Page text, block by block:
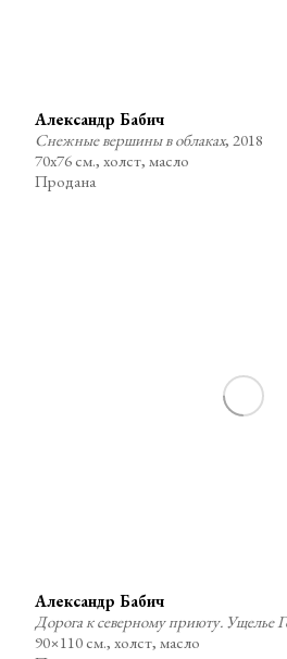
Александр Бабич
Снежные вершины в облаках, 2018
70х76 см., холст, масло
Продана
Александр Бабич
Дорога к северному приюту. Ущелье
90×110 см., холст, масло